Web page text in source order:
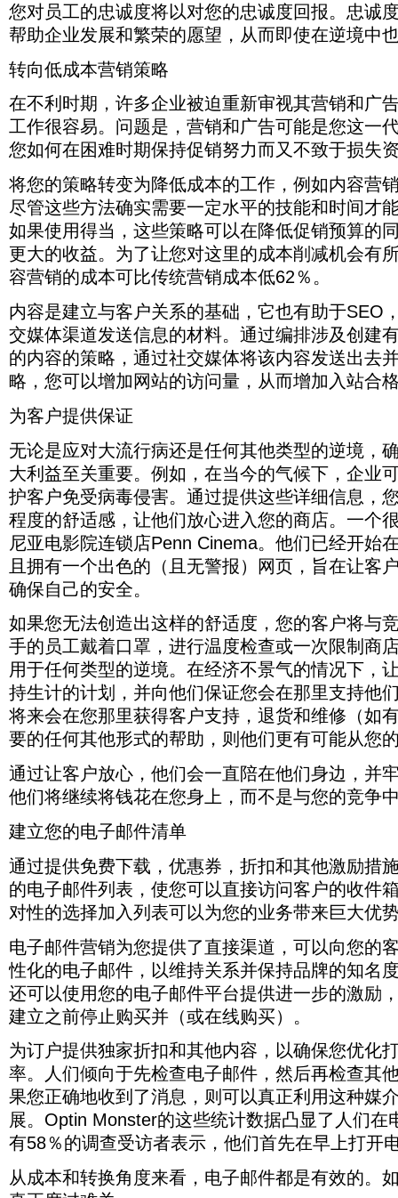
业
也
被
裁
削
减
营
销
和
广
告
等
预
算
或
最
终
止
运
营。
系
列
挑
如
表
所
示，
7
月
与
5
月
完
全
开
放
的
业
数
量
增
加
了
永
关
闭
的
企
业
数
量
基
本
上
保
持
不
变。
您对员工的忠诚度将以对您的忠诚度回报。忠诚
帮助企业发展和繁荣的愿望，从而即使在逆境中
转向低成本营销策略
在不利时期，许多企业被迫重新审视其营销和广
工作很容易。问题是，营销和广告可能是您这一
您如何在困难时期保持促销努力而又不致于损失
将您的策略​​转变为降低成本的工作，例如内容营
尽管这些方法确实需要一定水平的技能和时间才
如果使用得当，这些策略可以在降低促销预算的
更大的收益。为了让您对这里的成本削减机会有
容营销的成本可比传统营销成本低62％。
内容是建立与客户关系的基础，它也有助于SEO
交媒体渠道发送信息的材料。通过编排涉及创建
的内容的策略，通过社交媒体将该​​内容发送出去
略，您可以增加网站的访问量，从而增加入站合
为客户提供保证
无论是应对大流行病还是任何其他类型的逆境，
大利益至关重要。例如，在当今的气候下，企业
护客户免受病毒侵害。通过提供这些详细信息，
程度的舒适感，让他们放心进入您的商店。一个
尼亚电影院连锁店Penn Cinema。他们已经开始
且拥有一个出色的（且无警报）网页，旨在让客
确保自己的安全。
如果您无法创造出这样的舒适度，您的客户将与
手的员工戴着口罩，进行温度检查或一次限制商
用于任何类型的逆境。在经济不景气的情况下，
持生计的计划，并向他们保证您会在那里支持他
将来会在您那里获得客户支持，退货和维修（如
要的任何其他形式的帮助，则他们更有可能从您
通过让客户放心，他们会一直陪在他们身边，并
他们将继续将钱花在您身上，而不是与您的竞争
建立您的电子邮件清单
通过提供免费下载，优惠券，折扣和其他激励措
的电子邮件列表，使您可以直接访问客户的收件
对性的选择加入列表可以为您的业务带来巨大优
电子邮件营销为您提供了直接渠道，可以向您的
性化的电子邮件，以维持关系并保持品牌的知名
还可以使用您的电子邮件平台提供进一步的激励
建立之前停止购买并（或在线购买）。
为订户提供独家折扣和其他内容，以确保您优化
率。人们倾向于先检查电子邮件，然后再检查其
果您正确地收到了消息，则可以真正利用这种媒
展。Optin Monster的这些统计数据凸显了人们在
有58％的调查受访者表示，他们首先在早上打开
从成本和转换角度来看，电子邮件都是有效的。